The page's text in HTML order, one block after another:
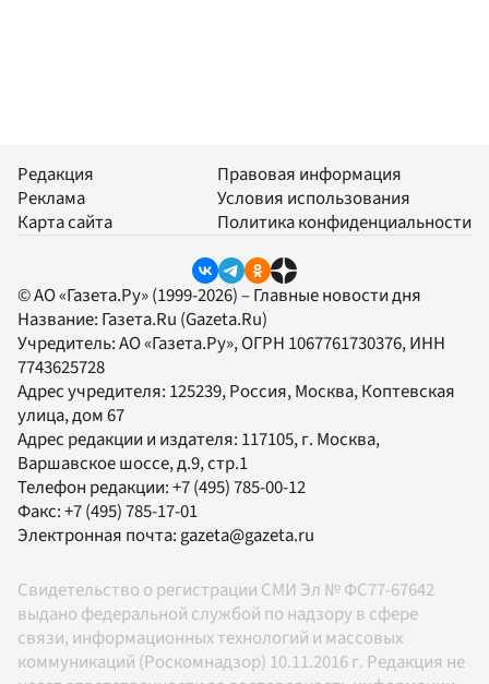
Редакция
Реклама
Карта сайта
Правовая информация
Условия использования
Политика конфиденциальности
© АО «Газета.Ру» (1999-2026) – Главные новости дня
Название: Газета.Ru (Gazeta.Ru)
Учредитель:АО «Газета.Ру», ОГРН 1067761730376, ИНН
7743625728
Адрес учредителя: 125239, Россия, Москва, Коптевская
улица, дом 67
Адрес редакции и издателя: 117105, г. Москва,
Варшавское шоссе, д.9, стр.1
Телефон редакции:+7 (495) 785-00-12
Факс:+7 (495) 785-17-01
Электронная почта: gazeta@gazeta.ru
Свидетельство о регистрации СМИ Эл № ФС77-67642
выдано федеральной службой по надзору в сфере
связи, информационных технологий и массовых
коммуникаций (Роскомнадзор) 10.11.2016 г. Редакция не